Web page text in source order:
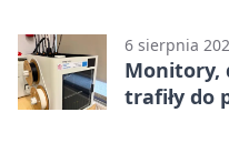
6 sierpnia
Monitory,
trafiły do